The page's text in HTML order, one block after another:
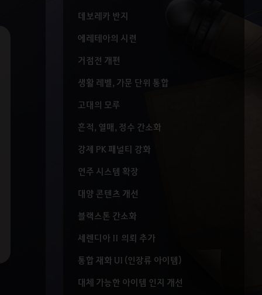
데보레카 반지
에레테아의 시련
거점전 개편
생활 레벨, 가문 단위 통합
고대의 모루
흔적, 열매, 정수 간소화
강제 PK 패널티 강화
연주 시스템 확장
대양 콘텐츠 개선
블랙스톤 간소화
세렌디아 II 의뢰 추가
통합 재화 UI (인장류 아이템)
대체 가능한 아이템 인지 개선